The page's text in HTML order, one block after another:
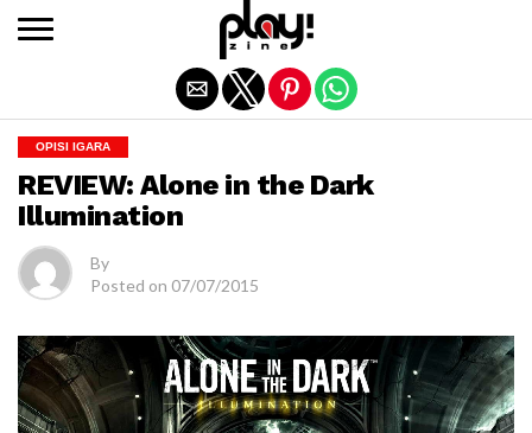
OPISI IGARA
REVIEW: Alone in the Dark
Illumination
By
Posted on 07/07/2015
Exit mobile version